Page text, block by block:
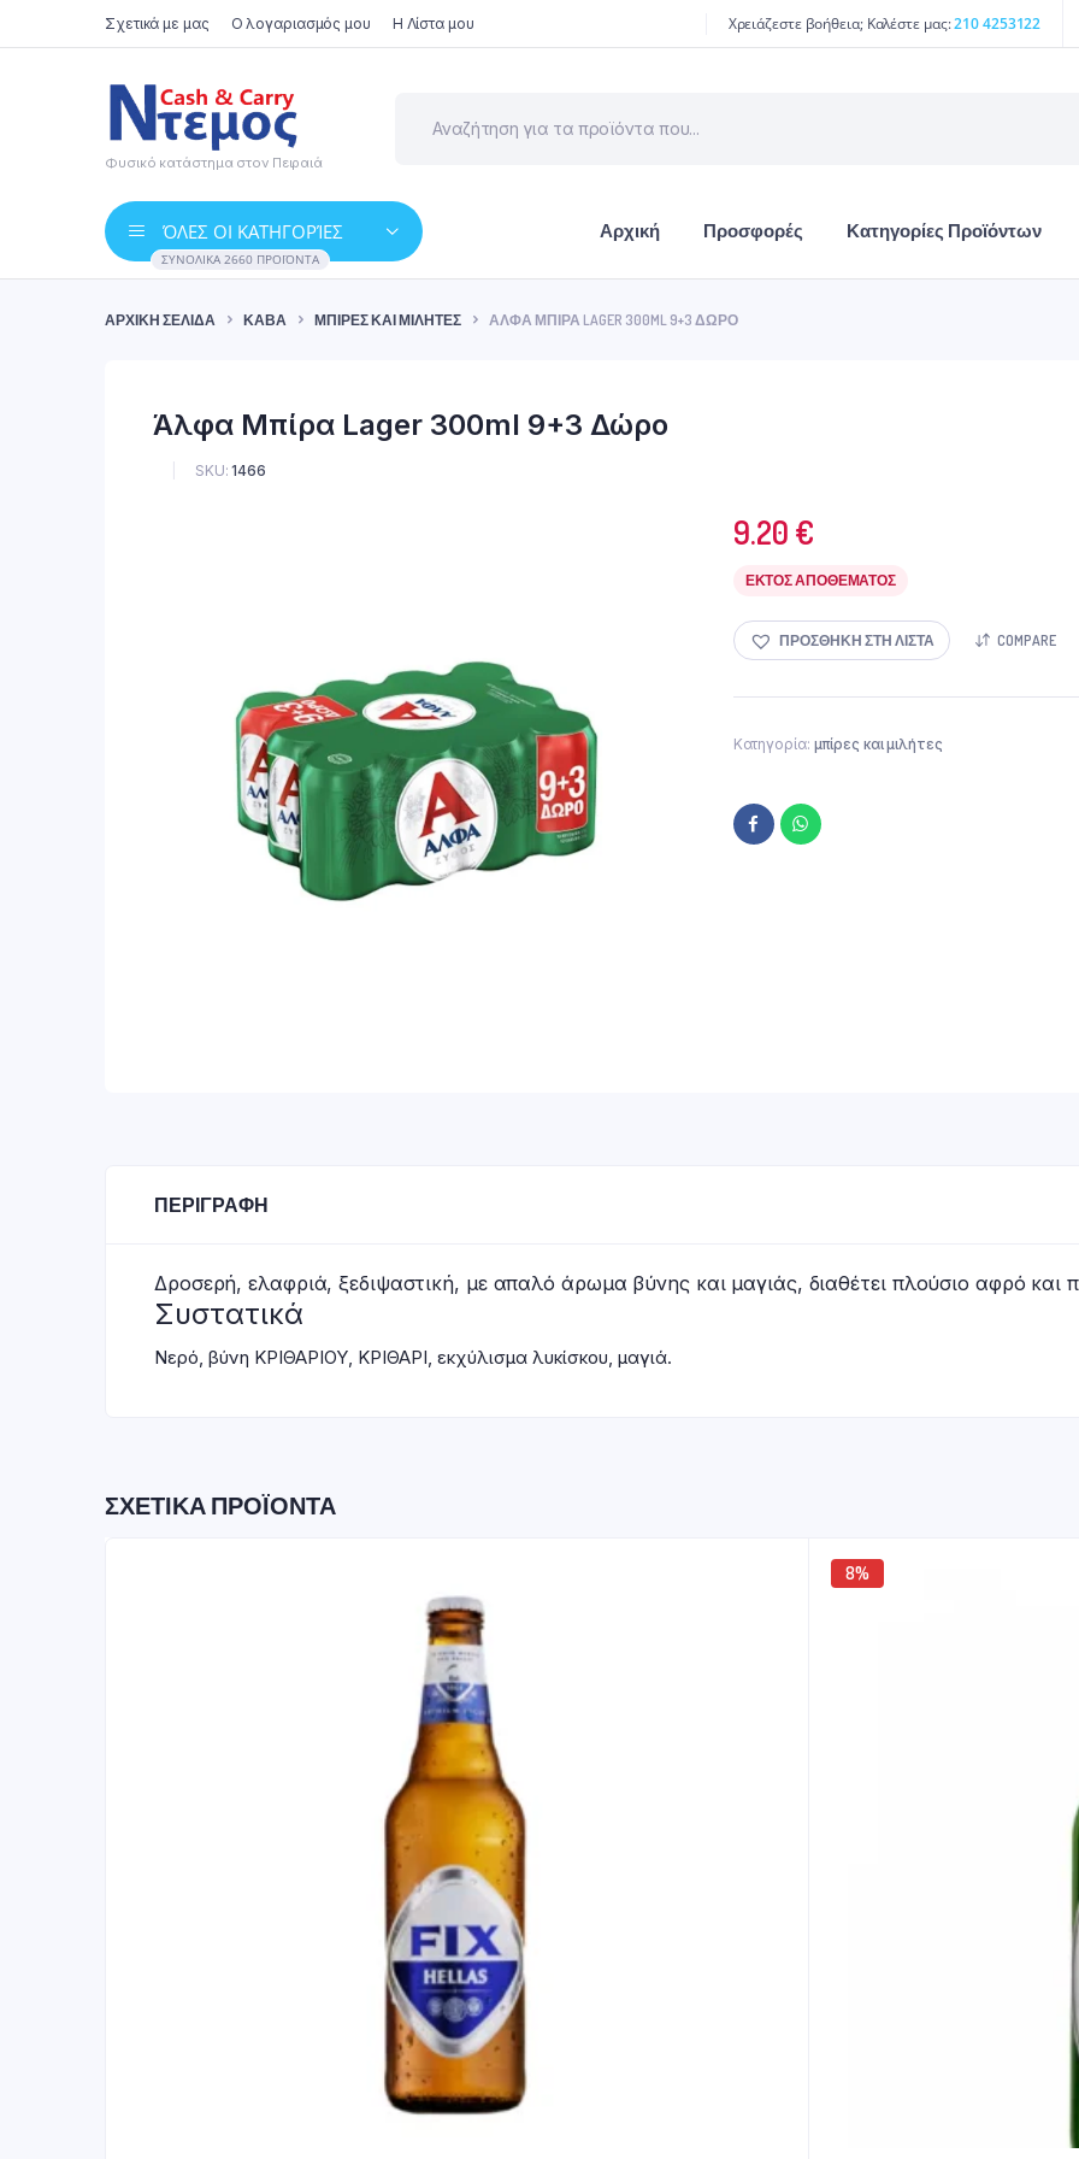
Σχετικά με μας Ο λογαριασμός μου Η Λίστα μου Χρειάζεστε βοήθεια; Καλέστε μας:210 4253122
Φυσικό κατάστημα στον Πειραιά
ΌΛΕΣ ΟΙ ΚΑΤΗΓΟΡΊΕΣ
ΣΥΝΟΛΙΚΆ 2660 ΠΡΟΪΌΝΤΑ
Αρχική Προσφορές Κατηγορίες Προϊόντων
ΑΡΧΙΚΉ ΣΕΛΊΔΑ ΚΆΒΑ ΜΠΊΡΕΣ ΚΑΙ ΜΙΛΉΤΕΣ ΆΛΦΑ ΜΠΊΡΑ LAGER 300ML 9+3 ΔΏΡΟ
Άλφα Μπίρα Lager 300ml 9+3 Δώρο
SKU: 1466
9.20 €
ΕΚΤΌΣ ΑΠΟΘΈΜΑΤΟΣ
ΠΡΟΣΘΉΚΗ ΣΤΗ ΛΊΣΤΑ COMPARE
Κατηγορία: μπίρες και μιλήτες
ΠΕΡΙΓΡΑΦΉ
Δροσερή, ελαφριά, ξεδιψαστική, με απαλό άρωμα βύνης και μαγιάς, διαθέτει πλούσιο αφρό και
Συστατικά
Νερό, βύνη ΚΡΙΘΑΡΙΟΥ, ΚΡΙΘΑΡΙ, εκχύλισμα λυκίσκου, μαγιά.
ΣΧΕΤΙΚΆ ΠΡΟΪΌΝΤΑ
8%